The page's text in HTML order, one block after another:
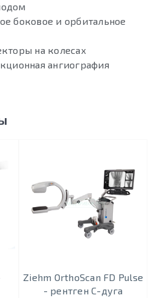
боковое и орбитальное
на колесах
ангиография
Ziehm OrthoScan FD Pulse
- рентген С-дуга